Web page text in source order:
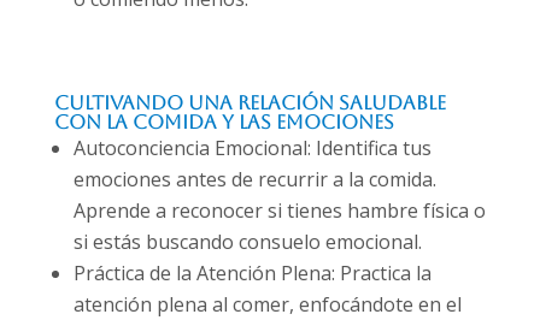
Cultivando una Relación Saludable
con la Comida y las Emociones
Autoconciencia Emocional: Identifica tus
emociones antes de recurrir a la comida.
Aprende a reconocer si tienes hambre física o
si estás buscando consuelo emocional.
Práctica de la Atención Plena: Practica la
atención plena al comer, enfocándote en el